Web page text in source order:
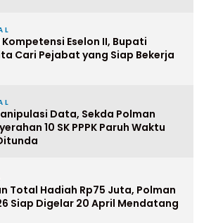
Eselon II, Bupati
Cari Pejabat yang Siap Bekerja
Data, Sekda Polman
10 SK PPPK Paruh Waktu
Total Hadiah Rp75 Juta, Polman
Siap Digelar 20 April Mendatang